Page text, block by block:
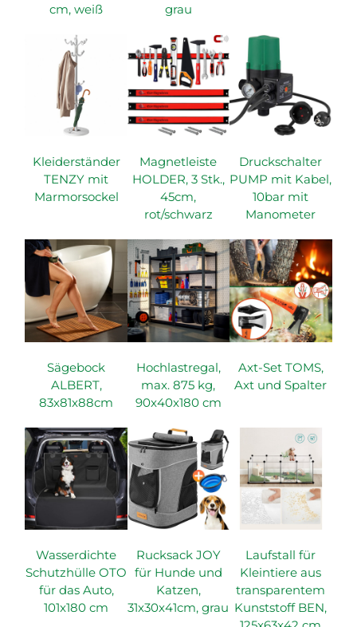
cm, weiß
grau
Kleiderständer
TENZY mit
Marmorsockel
Magnetleiste
HOLDER, 3 Stk.,
45cm,
rot/schwarz
Druckschalter
PUMP mit Kabel,
10bar mit
Manometer
Sägebock
ALBERT,
83x81x88cm
Hochlastregal,
max. 875 kg,
90x40x180 cm
Axt-Set TOMS,
Axt und Spalter
Wasserdichte
Schutzhülle OTO
für das Auto,
101x180 cm
Rucksack JOY
für Hunde und
Katzen,
31x30x41cm, grau
Laufstall für
Kleintiere aus
transparentem
Kunststoff BEN,